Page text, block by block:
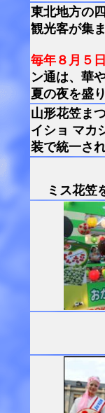
東北地方の
観光客が集
毎年８月５
ン通は、華
夏の夜を盛
山形花笠ま
イショ マカ
装で統一さ
ミス花笠